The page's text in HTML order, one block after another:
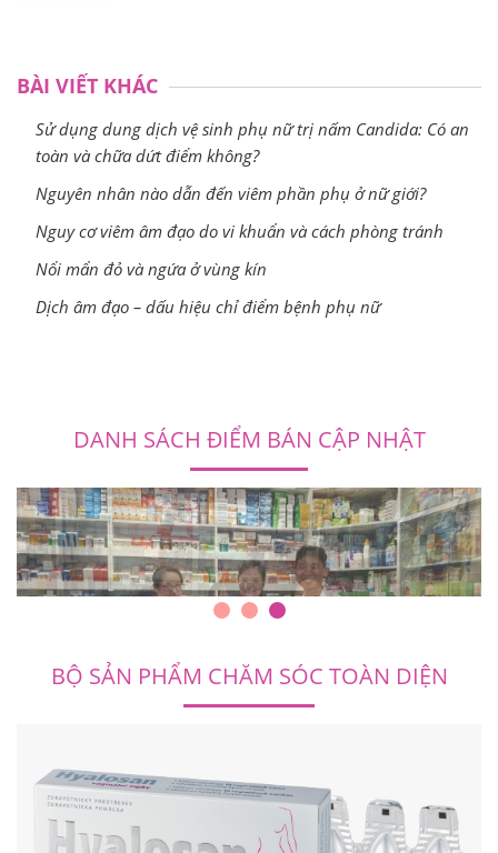
BÀI VIẾT KHÁC
Sử dụng dung dịch vệ sinh phụ nữ trị nấm Candida: Có an
toàn và chữa dứt điểm không?
Nguyên nhân nào dẫn đến viêm phần phụ ở nữ giới?
Nguy cơ viêm âm đạo do vi khuẩn và cách phòng tránh
Nổi mẩn đỏ và ngứa ở vùng kín
Dịch âm đạo – dấu hiệu chỉ điểm bệnh phụ nữ
DANH SÁCH ĐIỂM BÁN CẬP NHẬT
BỘ SẢN PHẨM CHĂM SÓC TOÀN DIỆN